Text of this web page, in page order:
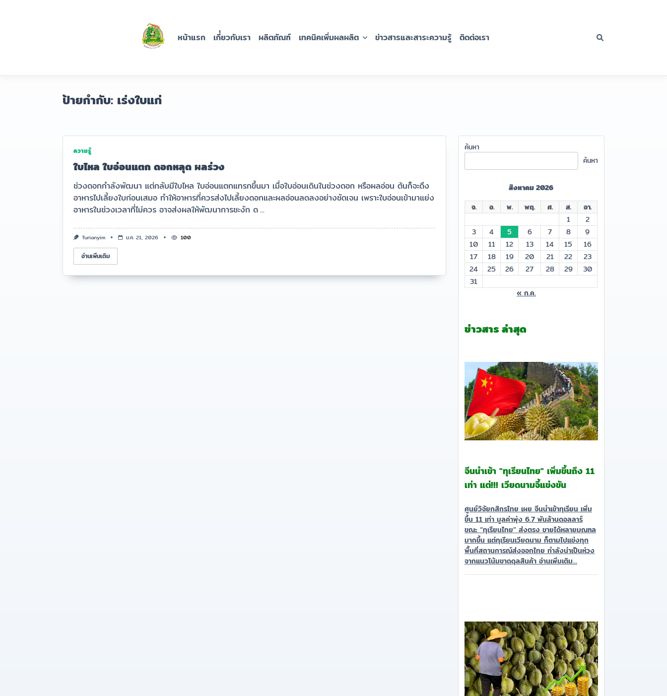
หน้าแรก เกี่่ยวกับเรา ผลิตภัณฑ์ เทคนิคเพิ่มผลผลิต ข่าวสารและสาระความรู้ ติดต่อเรา
ป้ายกำกับ: เร่งใบแก่
ความรู้
ใบไหล ใบอ่อนแตก ดอกหลุด ผลร่วง
ช่วงดอกกำลังพัฒนา แต่กลับมีใบไหล ใบอ่อนแตกแทรกขึ้นมา เมื่อใบอ่อนเดินในช่วงดอก หรือผลอ่อน ต้นก็จะดึง
อาหารไปเลี้ยงใบก่อนเสมอ ทำให้อาหารที่ควรส่งไปเลี้ยงดอกและผลอ่อนลดลงอย่างชัดเจน เพราะใบอ่อนเข้ามาแย่ง
อาหารในช่วงเวลาที่ไม่ควร อาจส่งผลให้พัฒนาการชะงัก ด...
Turianyim ม.ค. 21, 2026 100
อ่านเพิ่มเติม
ค้นหา
ค้นหา
สิงหาคม 2026
จ.
อ. พ. พฤ. ศ. ส.
อา.
1
2
3
4 5 6 7 8
9
10
11 12 13 14 15
16
17
18 19 20 21 22
23
24
25 26 27 28 29
30
31
« ก.ค.
ข่าวสาร ล่าสุด
จีนนำเข้า "ทุเรียนไทย" เพิ่มขึ้นถึง 11
เท่า แต่!!! เวียดนามจี้แข่งขัน
ศูนย์วิจัยกสิกรไทย เผย จีนนำเข้าทุเรียน เพิ่ม
ขึ้น 11 เท่า มูลค่าพุ่ง 6.7 พันล้านดอลลาร์
ขณะ “ทุเรียนไทย” ส่งตรง ขายได้หลายมณฑล
มากขึ้น แต่ทุเรียนเวียดนาม ก็ตามไปแข่งทุก
พื้นที่สถานการณ์ส่งออกไทย กำลังน่าเป็นห่วง
จากแนวโน้มขาดดุลสินค้า อ่านเพิ่มเติม...